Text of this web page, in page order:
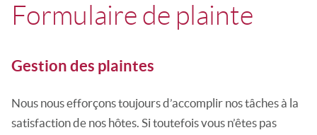
Formulaire de plainte
Gestion des plaintes
Nous nous efforçons toujours d’accomplir nos tâches à la
satisfaction de nos hôtes. Si toutefois vous n’êtes pas